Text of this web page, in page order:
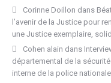
Corinne Doillon dans
l’avenir de la Justice pour
une Justice exemplaire,
Cohen alain dans
départemental de la
interne de la police nationale